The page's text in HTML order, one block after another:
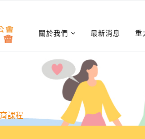
關於我們 最新消息 重
課程